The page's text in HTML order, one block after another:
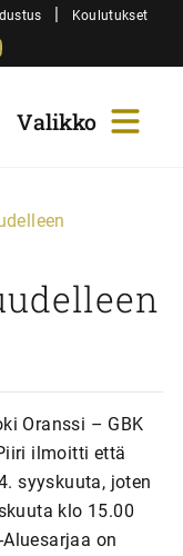
| Koulutukset
Oranssi – GBK
ilmoitti että
syyskuuta, joten
klo 15.00
on